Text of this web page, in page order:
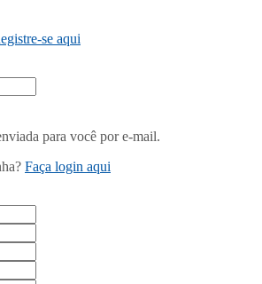
se aqui
para você por e-mail.
Faça login aqui